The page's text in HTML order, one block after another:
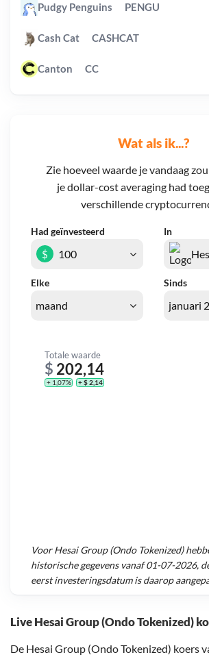
Live Hesai Group (Ondo Tokenized)
De Hesai Group (Ondo Tokenized) koers
Wat als ik...?
Zie hoeveel waarde je vandaag
je dollar-cost averaging had
verschillende
Had geïnvesteerd In
Elke Sinds
$
Totale waarde
$ 202,14
+ 1,07% + $ 2,14
VoorHesai Group (Ondo Tokenized)
historische gegevens vanaf01-07-2026,
eerst investeringsdatum is daarop
Pudgy Penguins PENGU
Cash Cat CASHCAT
Canton CC